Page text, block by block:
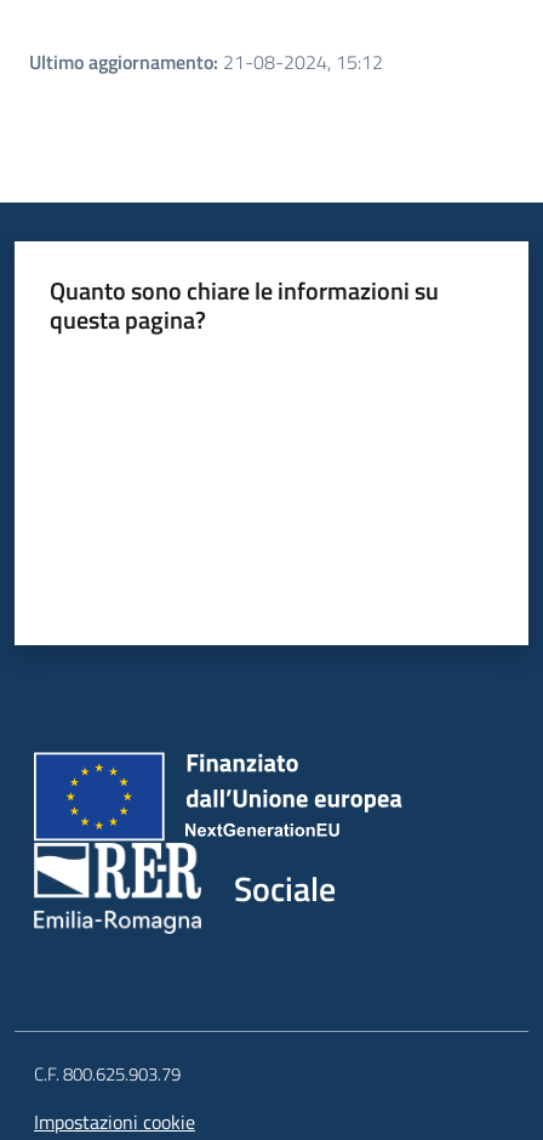
Ultimo aggiornamento: 21-08-2024, 15:12
Quanto sono chiare le informazioni su
questa pagina?
Sociale
C.F. 800.625.903.79
Impostazioni cookie